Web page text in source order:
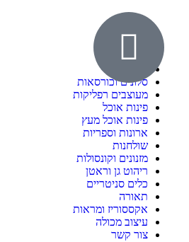
ילדים ונוער
סלונים וכורסאות
מעוצבים רפליקות
פינות אוכל
פינות אוכל מעץ
ארונות וספריות
שולחנות
מזנונים וקונסולות
ריהוט גן וראטן
כלים סניטריים
תאורה
אקססוריז ומראות
עיצוב מכולה
צור קשר